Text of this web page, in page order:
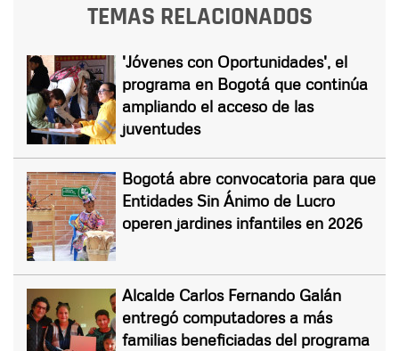
TEMAS RELACIONADOS
'Jóvenes con Oportunidades', el
programa en Bogotá que continúa
ampliando el acceso de las
juventudes
Bogotá abre convocatoria para que
Entidades Sin Ánimo de Lucro
operen jardines infantiles en 2026
Alcalde Carlos Fernando Galán
entregó computadores a más
familias beneficiadas del programa